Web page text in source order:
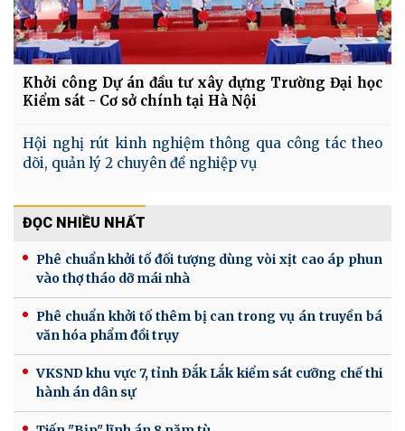
Khởi công Dự án đầu tư xây dựng Trường Đại học
Kiểm sát - Cơ sở chính tại Hà Nội
Hội nghị rút kinh nghiệm thông qua công tác theo
dõi, quản lý 2 chuyên đề nghiệp vụ
ĐỌC NHIỀU NHẤT
Phê chuẩn khởi tố đối tượng dùng vòi xịt cao áp phun
vào thợ tháo dỡ mái nhà
Phê chuẩn khởi tố thêm bị can trong vụ án truyền bá
văn hóa phẩm đồi trụy
VKSND khu vực 7, tỉnh Đắk Lắk kiểm sát cưỡng chế thi
hành án dân sự